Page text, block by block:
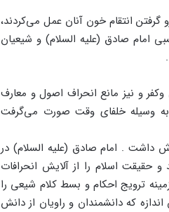
گرفتن انتقام خون آنان عمل می‌کردند،
امام صادق (علیه السلام) و شیعیان
و نیز مانع انحراف اصول و معارف
به وسیله خلفای وقت صورت می‌گرفت
داشت . امام صادق (علیه السلام) در
حقیقت اسلام را از آلایش انحرافات
ترویج احکام و بسط کلام شیعی را
که دانشمندان و راویان از دانش